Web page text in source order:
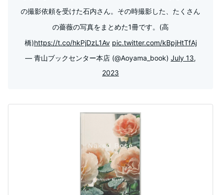
の撮影依頼を受けた石内さん。その時撮影した、たくさん
の薔薇の写真をまとめた1冊です。(高
橋)https://t.co/hkPjDzL1Av pic.twitter.com/kBpjHtTfAj
— 青山ブックセンター本店 (@Aoyama_book) July 13,
2023